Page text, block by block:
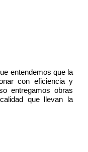
entendemos que la
con eficiencia y
entregamos obras
que llevan la